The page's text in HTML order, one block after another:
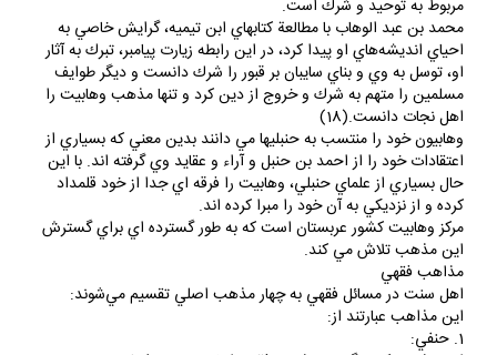
مربوط به توحيد و شرك است.
محمد بن عبد الوهاب با مطالعة كتابهاي ابن تيميه، گرايش خاصي به
احياي انديشه‌هاي او پيدا كرد، در اين رابطه زيارت پيامبر، تبرك به آثار
او، توسل به وي و بناي سايبان بر قبور را شرك دانست و ديگر طوايف
مسلمين را متهم به شرك و خروج از دين كرد و تنها مذهب وهابيت را
اهل نجات دانست.(18)
وهابيون خود را منتسب به حنبليها مي دانند بدين معني كه بسياري از
اعتقادات خود را از احمد بن حنبل و آراء و عقايد وي گرفته اند. با اين
حال بسياري از علماي حنبلي، وهابيت را فرقه اي جدا از خود قلمداد
كرده و از نزديكي به آن خود را مبرا كرده اند.
مركز وهابيت كشور عربستان است كه به طور گسترده اي براي گسترش
اين مذهب تلاش مي كند.
مذاهب فقهي
اهل سنت در مسائل فقهي به چهار مذهب اصلي تقسيم مي‌شوند:
اين مذاهب عبارتند از:
1. حنفي: